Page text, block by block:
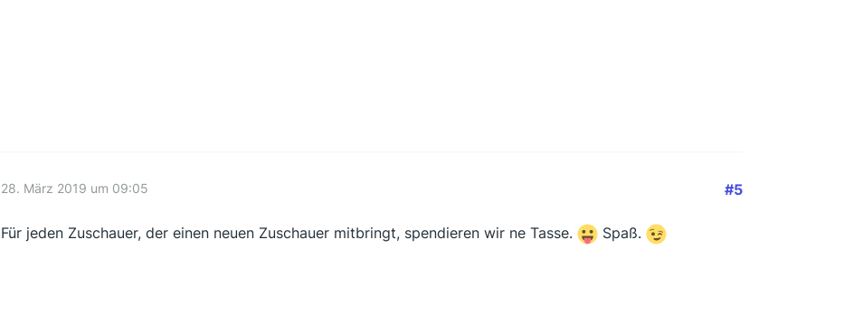
28. März 2019 um 09:05 #5
Für jeden Zuschauer, der einen neuen Zuschauer mitbringt, spendieren wir ne Tasse. Spaß.